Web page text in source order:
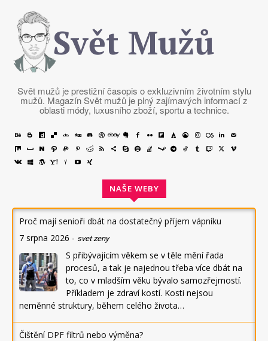
Svět Mužů
Svět mužů je prestižní časopis o exkluzivním životním stylu
mužů. Magazín Svět mužů je plný zajímavých informací z
oblasti módy, luxusního zboží, sportu a technice.
NAŠE WEBY
Proč mají senioři dbát na dostatečný příjem vápníku
7 srpna 2026 - svet zeny
S přibývajícím věkem se v těle mění řada
procesů, a tak je najednou třeba více dbát na
to, co v mladším věku bývalo samozřejmostí.
Příkladem je zdraví kostí. Kosti nejsou
neměnné struktury, během celého života…
Čištění DPF filtrů nebo výměna?